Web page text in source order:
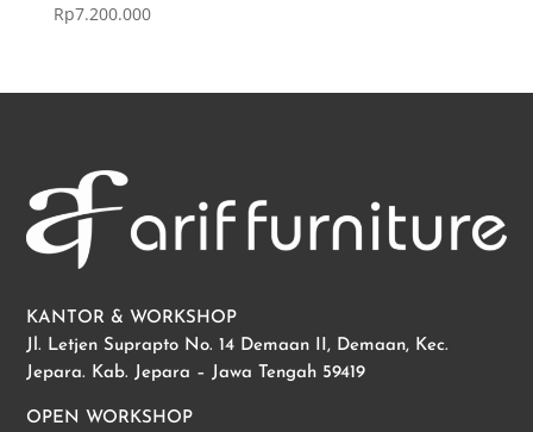
Rp7.200.000
KANTOR & WORKSHOP
Jl. Letjen Suprapto No. 14 Demaan II, Demaan, Kec.
Jepara. Kab. Jepara – Jawa Tengah 59419
OPEN WORKSHOP